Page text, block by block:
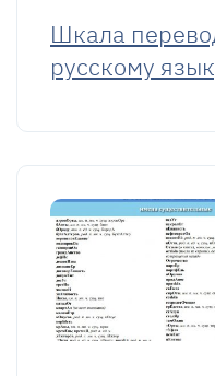
Шкала
русскому